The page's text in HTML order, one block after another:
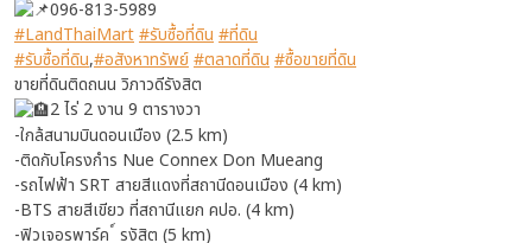
096-813-5989
#LandThaiMart#รับซื้อที่ดิน#ที่ดิน
#รับซื้อที่ดิน,#อสังหาทรัพย์#ตลาดที่ดิน#ซื้อขายที่ดิน
ขายที่ดินติดถนน วิภาวดีรังสิต
2 ไร่ 2 งาน 9 ตารางวา
-ใกล้สนามบินดอนเมือง (2.5 km)
-ติดกับโครงกำร Nue Connex Don Mueang
-รถไฟฟ้า SRT สายสีแดงที่สถานีดอนเมือง (4 km)
-BTS สายสีเขียว ที่สถานีแยก คปอ. (4 km)
-ฟิวเจอรพาร์ค ์ รงัสิต (5 km)